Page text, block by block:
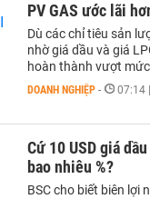
PV GAS ước lãi
Dù các chỉ tiêu sản
nhờ giá dầu và giá
hoàn thành vượt
DOANH NGHIỆP - 07:14
Cứ 10 USD giá
bao nhiêu %?
BSC cho biết biên lợi